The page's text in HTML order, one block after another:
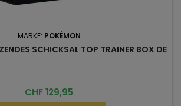
MARKE: POKÉMON
SCHICKSAL TOP TRAINER BOX DE
Preis
CHF 129,95